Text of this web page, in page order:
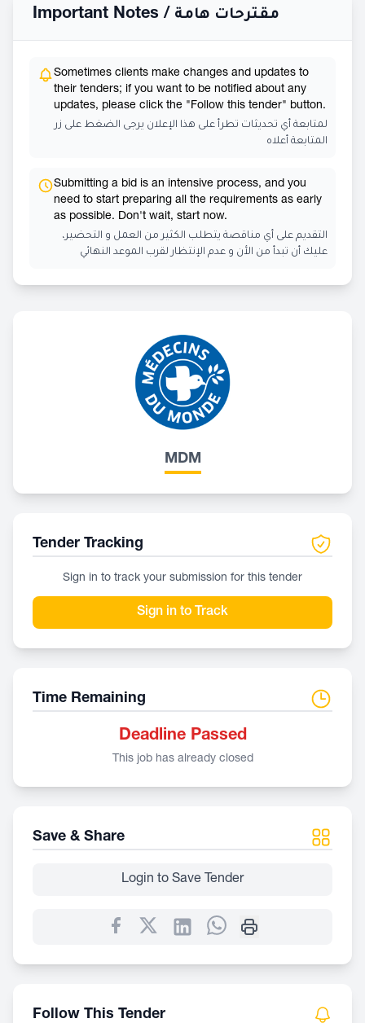
Important Notes / مقترحات هامة
Sometimes clients make changes and updates to
their tenders; if you want to be notified about any
updates, please click the "Follow this tender" button.
لمتابعة أي تحديثات تطرأ على هذا الإعلان يرجى الضغط على زر
المتابعة أعلاه
Submitting a bid is an intensive process, and you
need to start preparing all the requirements as early
as possible. Don't wait, start now.
التقديم على أي مناقصة يتطلب الكثير من العمل و التحضير،
عليك أن تبدأ من الأن و عدم الإنتظار لقرب الموعد النهائي
MDM
Tender Tracking
Sign in to track your submission for this tender
Sign in to Track
Time Remaining
Deadline Passed
This job has already closed
Save & Share
Login to Save Tender
Follow This Tender